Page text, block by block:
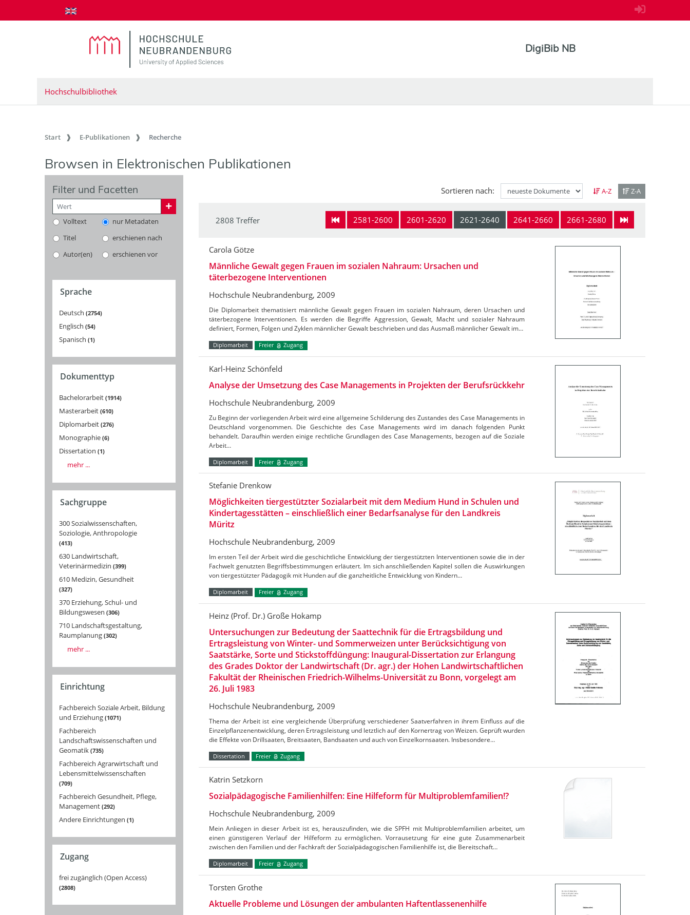
zum Inhalt springen
DigiBib NB
Hochschulbibliothek
Start E-Publikationen Recherche
Browsen in Elektronischen Publikationen
Filter und Facetten
Volltext
nur Metadaten
Titel
erschienen nach
Autor(en)
erschienen vor
Sprache
Deutsch 2754
Englisch 54
Spanisch 1
Dokumenttyp
Bachelorarbeit 1914
Masterarbeit 610
Diplomarbeit 276
Monographie 6
Dissertation 1
mehr ...
Sachgruppe
300 Sozialwissenschaften,
Soziologie, Anthropologie
413
630 Landwirtschaft,
Veterinärmedizin 399
610 Medizin, Gesundheit
327
370 Erziehung, Schul- und
Bildungswesen 306
710 Landschaftsgestaltung,
Raumplanung 302
mehr ...
Einrichtung
Fachbereich Soziale Arbeit, Bildung
und Erziehung 1071
Fachbereich
Landschaftswissenschaften und
Geomatik 735
Fachbereich Agrarwirtschaft und
Lebensmittelwissenschaften
709
Fachbereich Gesundheit, Pflege,
Management 292
Andere Einrichtungen 1
Zugang
frei zugänglich (Open Access)
2808
Sortieren nach: A-Z Z-A
2581-2600 2601-2620 2621-2640 2641-2660 2661-2680
2808 Treffer
Carola Götze
Männliche Gewalt gegen Frauen im sozialen Nahraum: Ursachen und
täterbezogene Interventionen
Hochschule Neubrandenburg, 2009
Die Diplomarbeit thematisiert männliche Gewalt gegen Frauen im sozialen Nahraum, deren Ursachen und
täterbezogene Interventionen. Es werden die Begriffe Aggression, Gewalt, Macht und sozialer Nahraum
definiert, Formen, Folgen und Zyklen männlicher Gewalt beschrieben und das Ausmaß männlicher Gewalt im…
Diplomarbeit Freier Zugang
Karl-Heinz Schönfeld
Analyse der Umsetzung des Case Managements in Projekten der Berufsrückkehr
Hochschule Neubrandenburg, 2009
Zu Beginn der vorliegenden Arbeit wird eine allgemeine Schilderung des Zustandes des Case Managements in
Deutschland vorgenommen. Die Geschichte des Case Managements wird im danach folgenden Punkt
behandelt. Daraufhin werden einige rechtliche Grundlagen des Case Managements, bezogen auf die Soziale
Arbeit…
Diplomarbeit Freier Zugang
Stefanie Drenkow
Möglichkeiten tiergestützter Sozialarbeit mit dem Medium Hund in Schulen und
Kindertagesstätten – einschließlich einer Bedarfsanalyse für den Landkreis
Müritz
Hochschule Neubrandenburg, 2009
Im ersten Teil der Arbeit wird die geschichtliche Entwicklung der tiergestützten Interventionen sowie die in der
Fachwelt genutzten Begriffsbestimmungen erläutert. Im sich anschließenden Kapitel sollen die Auswirkungen
von tiergestützter Pädagogik mit Hunden auf die ganzheitliche Entwicklung von Kindern…
Diplomarbeit Freier Zugang
Heinz (Prof. Dr.) Große Hokamp
Untersuchungen zur Bedeutung der Saattechnik für die Ertragsbildung und
Ertragsleistung von Winter- und Sommerweizen unter Berücksichtigung von
Saatstärke, Sorte und Stickstoffdüngung: Inaugural-Dissertation zur Erlangung
des Grades Doktor der Landwirtschaft (Dr. agr.) der Hohen Landwirtschaftlichen
Fakultät der Rheinischen Friedrich-Wilhelms-Universität zu Bonn, vorgelegt am
26. Juli 1983
Hochschule Neubrandenburg, 2009
Thema der Arbeit ist eine vergleichende Überprüfung verschiedener Saatverfahren in ihrem Einfluss auf die
Einzelpflanzenentwicklung, deren Ertragsleistung und letztlich auf den Kornertrag von Weizen. Geprüft wurden
die Effekte von Drillsaaten, Breitsaaten, Bandsaaten und auch von Einzelkornsaaten. Insbesondere…
Dissertation Freier Zugang
Katrin Setzkorn
Sozialpädagogische Familienhilfen: Eine Hilfeform für Multiproblemfamilien!?
Hochschule Neubrandenburg, 2009
Mein Anliegen in dieser Arbeit ist es, herauszufinden, wie die SPFH mit Multiproblemfamilien arbeitet, um
einen günstigeren Verlauf der Hilfeform zu ermöglichen. Vorrausetzung für eine gute Zusammenarbeit
zwischen den Familien und der Fachkraft der Sozialpädagogischen Familienhilfe ist, die Bereitschaft…
Diplomarbeit Freier Zugang
Torsten Grothe
Aktuelle Probleme und Lösungen der ambulanten Haftentlassenenhilfe